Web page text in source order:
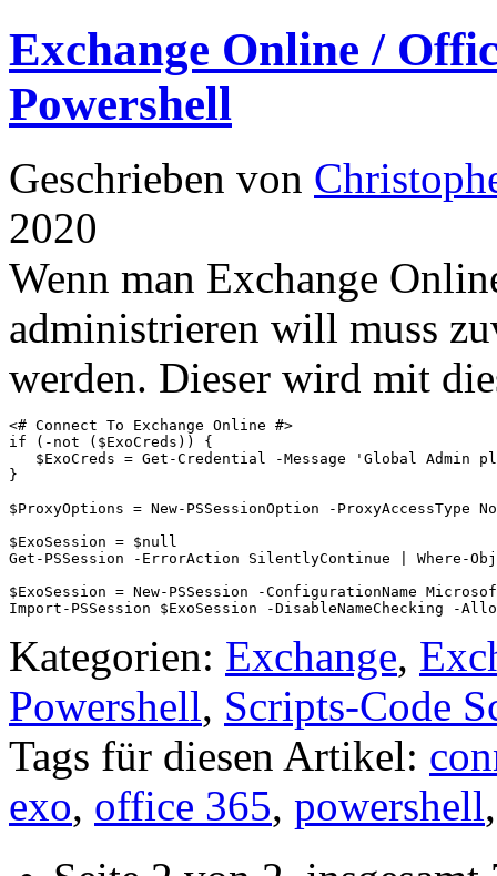
Exchange Online /
Powershell
Geschrieben von
2020
Wenn man Exchange
administrieren will muss
werden. Dieser wird mit
<# Connect To Exchange Online #>
if (-not ($ExoCreds)) {
$ExoCreds = Get-Credential -Message 'Global Admin
}
$ProxyOptions = New-PSSessionOption -ProxyAccessType
$ExoSession = $null
Get-PSSession -ErrorAction SilentlyContinue | Where-
$ExoSession = New-PSSession -ConfigurationName
Import-PSSession $ExoSession -DisableNameChecking -
Kategorien: Exchange,
Powershell, Scripts-Code
Tags für diesen Artikel:
exo, office 365, powershell